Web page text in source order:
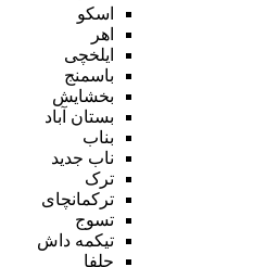
اسکو
اهر
ایلخچی
باسمنج
بخشایش
بستان آباد
بناب
ناب جدید
ترک
ترکمانچای
تسوج
تیکمه داش
جلفا